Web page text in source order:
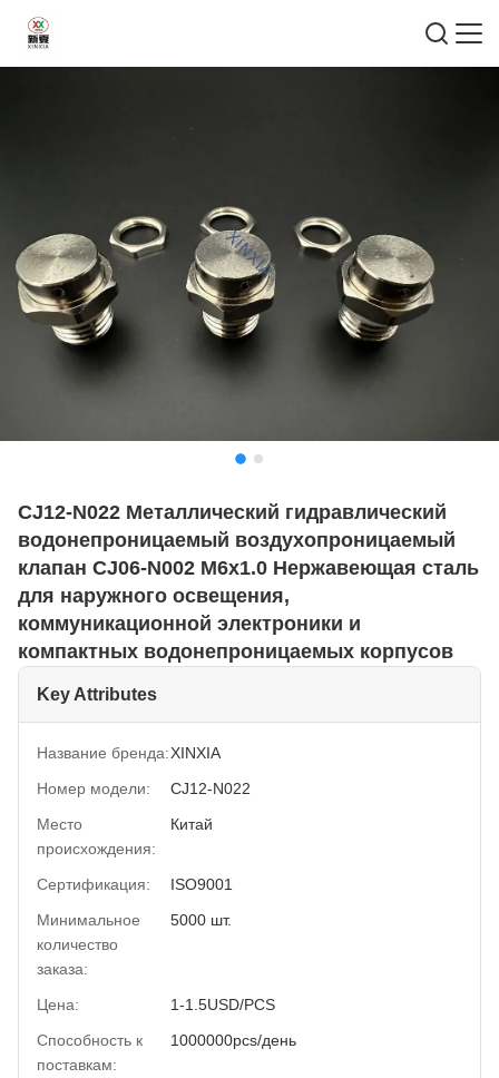
CJ12-N022 Металлический гидравлический
водонепроницаемый воздухопроницаемый
клапан CJ06-N002 M6x1.0 Нержавеющая сталь
для наружного освещения,
коммуникационной электроники и
компактных водонепроницаемых корпусов
Key Attributes
Название бренда:XINXIA
Номер модели:
CJ12-N022
Место
происхождения:
Китай
Сертификация:
ISO9001
Минимальное
количество
заказа:
5000 шт.
Цена:
1-1.5USD/PCS
Способность к
поставкам:
1000000pcs/день